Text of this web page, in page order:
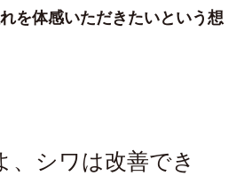
を体感いただきたいという想
、シワは改善でき